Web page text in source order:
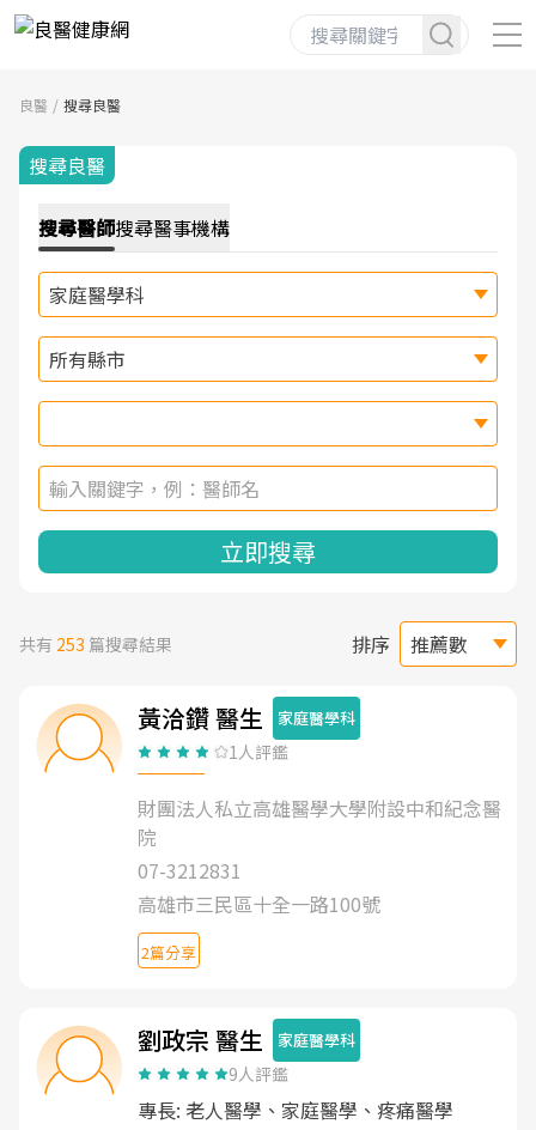
良醫 搜尋良醫
搜尋良醫
搜尋醫師搜尋醫事機構
立即搜尋
共有 253 篇搜尋結果 排序
黃洽鑽 醫生 家庭醫學科
1人評鑑
財團法人私立高雄醫學大學附設中和紀念醫
院
07-3212831
高雄市三民區十全一路100號
2篇分享
劉政宗 醫生 家庭醫學科
9人評鑑
專長: 老人醫學、家庭醫學、疼痛醫學